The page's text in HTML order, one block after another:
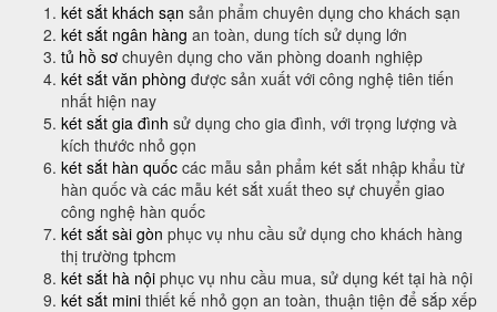
két sắt khách sạn sản phẩm chuyên dụng cho khách sạn
két sắt ngân hàng an toàn, dung tích sử dụng lớn
tủ hồ sơ chuyên dụng cho văn phòng doanh nghiệp
két sắt văn phòng được sản xuất với công nghệ tiên tiến
nhất hiện nay
két sắt gia đình sử dụng cho gia đình, với trọng lượng và
kích thước nhỏ gọn
két sắt hàn quốc các mẫu sản phẩm két sắt nhập khẩu từ
hàn quốc và các mẫu két sắt xuất theo sự chuyển giao
công nghệ hàn quốc
két sắt sài gòn phục vụ nhu cầu sử dụng cho khách hàng
thị trường tphcm
két sắt hà nội phục vụ nhu cầu mua, sử dụng két tại hà nội
két sắt mini thiết kế nhỏ gọn an toàn, thuận tiện để sắp xếp